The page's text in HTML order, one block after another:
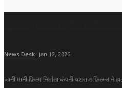
News Desk Jan 12, 2026
जानी मानी फ़िल्म निर्माता कंपनी यशराज फ़िल्म्स ने